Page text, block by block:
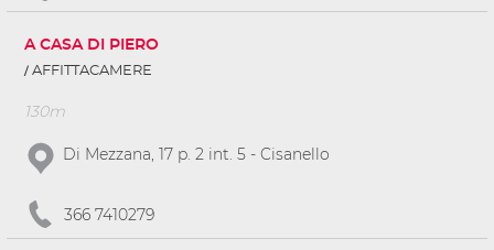
A CASA DI PIERO
AFFITTACAMERE
130m
Di Mezzana, 17 p. 2 int. 5 - Cisanello
366 7410279